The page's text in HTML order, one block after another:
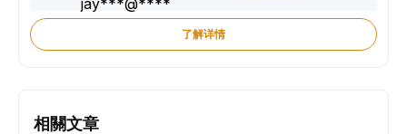
了解详情
相關文章